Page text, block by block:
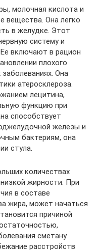
молочная кислота и
вещества. Она легко
в желудке. Этот
систему и
включают в рацион
плохого
заболеваниях. Она
атеросклероза.
лецитина,
функцию при
способствует
железы и
бактериям, она
стула.
количествах
жирности. При
в составе
жира, может начаться
причиной
сметану
расстройств